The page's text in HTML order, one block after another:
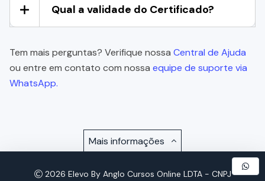
Qual a validade do Certificado?
Tem mais perguntas? Verifique nossa Central de Ajuda
ou entre em contato com nossa equipe de suporte via
WhatsApp.
Mais informações
2026 Elevo By Anglo Cursos Online LDTA - CNPJ